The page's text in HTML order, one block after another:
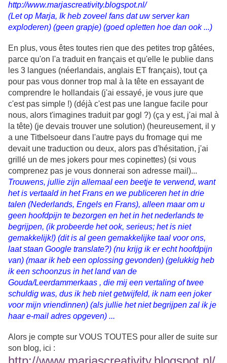
http://www.marjascreativity.blogspot.nl/
(Let op Marja, Ik heb zoveel fans dat uw server kan
exploderen) (geen grapje) (goed opletten hoe dan ook ...)
En plus, vous êtes toutes rien que des petites trop gâtées,
parce qu'on l'a traduit en français et qu'elle le publie dans
les 3 langues (néerlandais, anglais ET français), tout ça
pour pas vous donner trop mal à la tête en essayant de
comprendre le hollandais (j'ai essayé, je vous jure que
c'est pas simple !) (déjà c'est pas une langue facile pour
nous, alors t'imagines traduit par gogl ?) (ça y est, j'ai mal à
la tête) (je devais trouver une solution) (heureusement, il y
a une Titbelsoeur dans l'autre pays du fromage qui me
devait une traduction ou deux, alors pas d'hésitation, j'ai
grillé un de mes jokers pour mes copinettes) (si vous
comprenez pas je vous donnerai son adresse mail)...
Trouwens, jullie zijn allemaal een beetje te verwend, want
het is vertaald in het Frans en we publiceren het in drie
talen (Nederlands, Engels en Frans), alleen maar om u
geen hoofdpijn te bezorgen en het in het nederlands te
begrijpen, (ik probeerde het ook, serieus; het is niet
gemakkelijk!) (dit is al geen gemakkelijke taal voor ons,
laat staan Google translate?) (nu krijg ik er echt hoofdpijn
van) (maar ik heb een oplossing gevonden) (gelukkig heb
ik een schoonzus in het land van de
Gouda/Leerdammerkaas , die mij een vertaling of twee
schuldig was, dus ik heb niet getwijfeld, ik nam een joker
voor mijn vriendinnen) (als jullie het niet begrijpen zal ik je
haar e-mail adres opgeven) ...
Alors je compte sur VOUS TOUTES pour aller de suite sur
son blog, ici :